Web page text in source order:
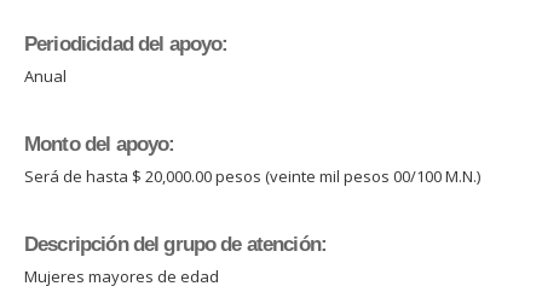
Periodicidad del apoyo:
Anual
Monto del apoyo:
Será de hasta $ 20,000.00 pesos (veinte mil pesos 00/100 M.N.)
Descripción del grupo de atención:
Mujeres mayores de edad